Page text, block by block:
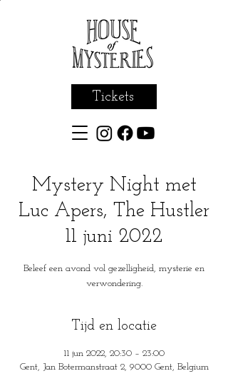
Tickets
Mystery Night met
Luc Apers, The Hustler
11 juni 2022
Beleef een avond vol gezelligheid, mysterie en
verwondering.
Tijd en locatie
11 jun 2022, 20:30 – 23:00
Gent, Jan Botermanstraat 2, 9000 Gent, Belgium